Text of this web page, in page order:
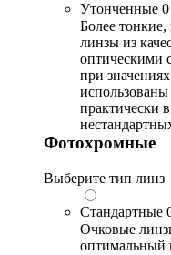
Утонченные
Более
линзы из
оптическими
при
использованы
практически
Фотохромные
Выберите тип линз
Стандартные
Очковые
оптимальный